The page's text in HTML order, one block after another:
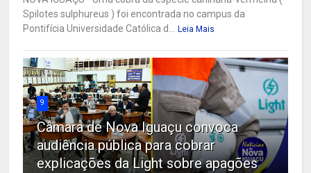
Spilotes sulphureus ) foi encontrada no campus da
Pontifícia Universidade Católica d... Leia Mais
9
Câmara de Nova Iguaçu convoca
audiência pública para cobrar
explicações da Light sobre apagões